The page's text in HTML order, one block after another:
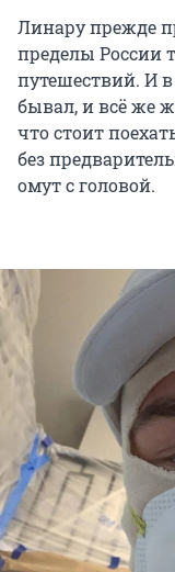
Линару прежде
пределы России
путешествий. И
бывал, и всё же
что стоит
без
омут с головой.